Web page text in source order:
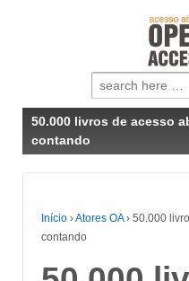
Pesquisar
por:
50.000 livros de acesso
contando
Início ›Atores OA › 50.000
contando